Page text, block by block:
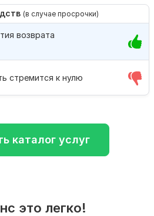
(в случае просрочки)
стремится к нулю
возврата
каталог услуг
это легко!